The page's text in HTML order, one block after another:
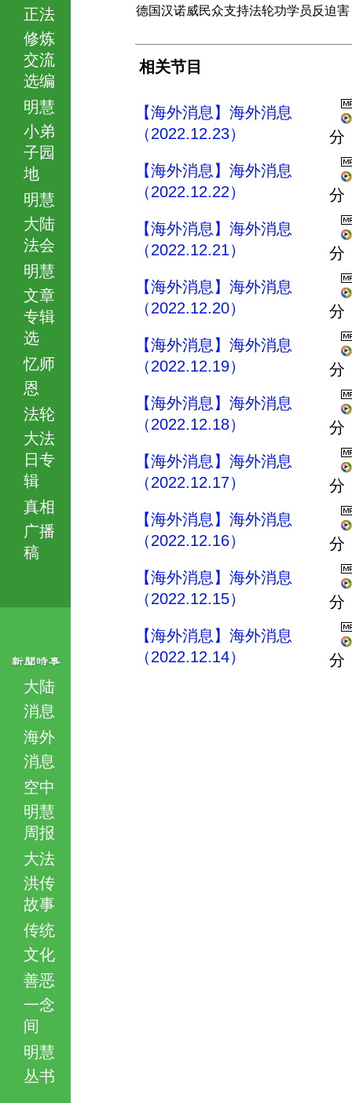
正法
修炼
交流
选编
明慧
小弟
子园
地
明慧
大陆
法会
明慧
文章
专辑
选
忆师
恩
法轮
大法
日专
辑
真相
广播
稿
大陆
消息
海外
消息
空中
明慧
周报
大法
洪传
故事
传统
文化
善恶
一念
间
明慧
丛书
德国汉诺威民众支持法轮功学员反迫害
相关节目
【海外消息】海外消息
（2022.12.23）
分
【海外消息】海外消息
（2022.12.22）
分
【海外消息】海外消息
（2022.12.21）
分
【海外消息】海外消息
（2022.12.20）
分
【海外消息】海外消息
（2022.12.19）
分
【海外消息】海外消息
（2022.12.18）
分
【海外消息】海外消息
（2022.12.17）
分
【海外消息】海外消息
（2022.12.16）
分
【海外消息】海外消息
（2022.12.15）
分
【海外消息】海外消息
（2022.12.14）
分